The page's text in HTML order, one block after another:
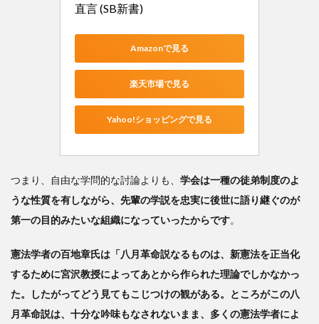
直言 (SB新書)
Amazonで見る
楽天市場で見る
Yahoo!ショッピングで見る
つまり、自由な学問的な討論よりも、 学会は一種の徒弟制度のよ
うな性質を有しながら、先輩の学説を忠実に後世に語り継ぐのが
第一の目的みたいな組織になっていったからです。
憲法学者の百地章氏は「八月革命説なるものは、新憲法を正当化
するために宮沢教授によってあとから作られた理論でしかなかっ
た。したがってどう見てもこじつけの観がある。ところがこの八
月革命説は、十分な吟味もなされないまま、多くの憲法学者によ